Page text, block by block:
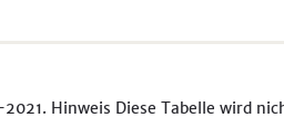
Hinweis Diese Tabelle wird